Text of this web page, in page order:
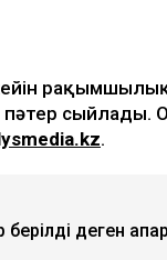
сыйлады.
.
деген